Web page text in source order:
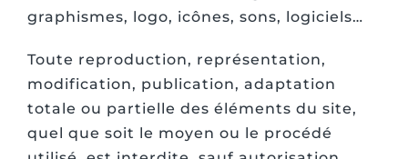
graphismes, logo, icônes, sons, logiciels…
Toute reproduction, représentation,
modification, publication, adaptation
totale ou partielle des éléments du site,
quel que soit le moyen ou le procédé